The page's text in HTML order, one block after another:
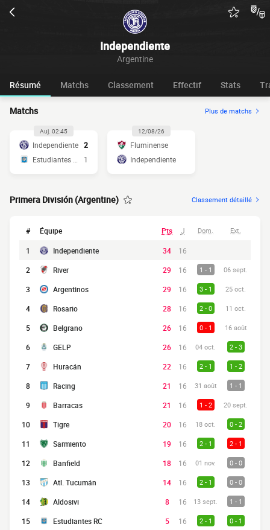
Independiente
Argentine
Résumé Matchs Classement Effectif Stats
Matchs Plus de matchs
Auj. 02:45
Independiente 2
1
12/08/26
Fluminense
Independiente
Primera División (Argentine) Classement détaillé
# Équipe Pts J Dom. Ext.
1 Independiente 34
16
2
River 29 16 1 - 1 06 sept.
3 Argentinos 29 16 3 - 1 25 oct.
4 Rosario 28 16 2 - 0 11 oct.
5 Belgrano 26 16 0 - 1 16 août
6 GELP 26 16 04 oct. 2 - 3
7 Huracán 22 16 2 - 1 1 - 2
8 Racing 21 16 31 août 1 - 1
9 Barracas 21 16 1 - 2 20 sept.
10 Tigre 20 16 18 oct. 0 - 2
11 Sarmiento 19 16 2 - 1 2 - 1
12 Banfield 18 16 01 nov. 0 - 0
13 Atl. Tucumán 14 16 2 - 1 0 - 0
14 Aldosivi 8 16 13 sept. 1 - 1
15 Estudiantes RC 5 16 2 - 1 0 - 1